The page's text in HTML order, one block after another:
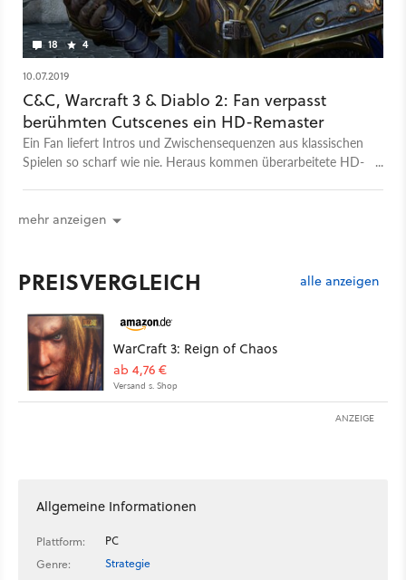
18 4
10.07.2019
C&C, Warcraft 3 & Diablo 2: Fan verpasst
berühmten Cutscenes ein HD-Remaster
Ein Fan liefert Intros und Zwischensequenzen aus klassischen
Spielen so scharf wie nie. Heraus kommen überarbeitete HD-
mehr anzeigen
PREISVERGLEICH alle anzeigen
WarCraft 3: Reign of Chaos
ab 4,76 €
Versand s. Shop
ANZEIGE
Allgemeine Informationen
Plattform:
PC
Genre:
Strategie